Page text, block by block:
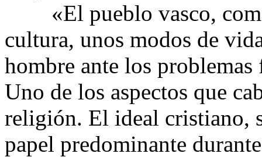
«El pueblo vasco,
cultura, unos modos de
hombre ante los
Uno de los aspectos que
religión. El ideal cristiano,
papel predominante